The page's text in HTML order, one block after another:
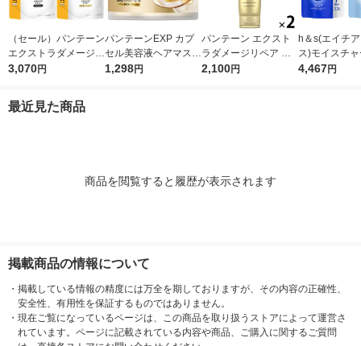
（セール）パンテーン
エクストラダメージリ
ペア シャンプー + コ
G
3,070円
パンテーンEXP カプ
セル美容液ヘアマスク
170g P＆G
1,298円
パンテーン エクスト
ラダメージリペア 洗
い流すトリートメント
2,100円
h＆s(エイチ
ス)モイスチ
ンプー 2.2L
4,467円
最近見た商品
商品を閲覧すると履歴が表示されます
掲載商品の情報について
・ 掲載している情報の精度には万全を期しておりますが、その内容の正確性、
安全性、有用性を保証するものではありません。
・ 現在ご覧になっているページは、この商品を取り扱うストアによって運営さ
れています。ページに記載されている内容や商品、ご購入に関するご質問